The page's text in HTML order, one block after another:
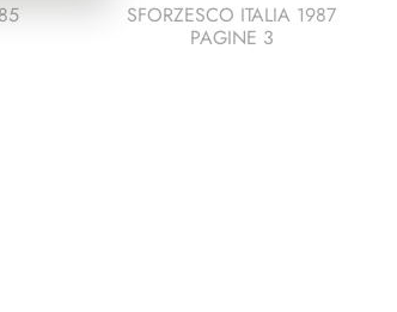
SFORZESCO ITALIA 1987
PAGINE 3